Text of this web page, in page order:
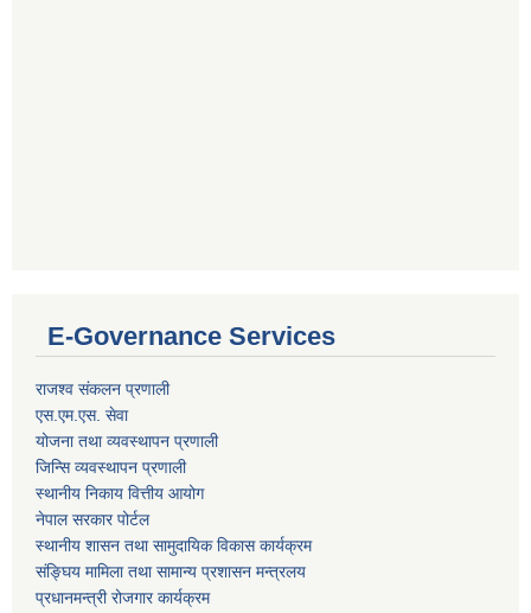
E-Governance Services
राजश्व संकलन प्रणाली
एस.एम.एस. सेवा
योजना तथा व्यवस्थापन प्रणाली
जिन्सि व्यवस्थापन प्रणाली
स्थानीय निकाय वित्तीय आयोग
नेपाल सरकार पोर्टल
स्थानीय शासन तथा सामुदायिक विकास कार्यक्रम
संङ्घिय मामिला तथा सामान्य प्रशासन मन्त्रलय
प्रधानमन्त्री रोजगार कार्यक्रम